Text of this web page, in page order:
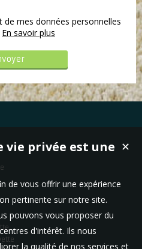
de mes données personnelles
En savoir plus
✕
vie privée est une
de vous offrir une expérience
pertinente sur notre site.
pouvons vous proposer du
d'intérêt. Ils nous
la qualité de nos services et